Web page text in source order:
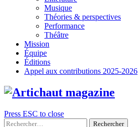
Musique
Théories & perspectives
Performance
Théâtre
Mission
Équipe
Éditions
Appel aux contributions 2025-2026
Press ESC to close
Rechercher :